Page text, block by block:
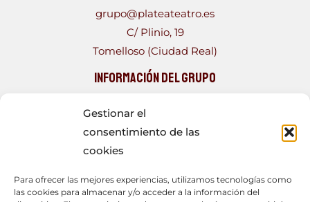
Gestionar el
consentimiento de las
cookies
Para ofrecer las mejores experiencias, utilizamos tecnologías como
las cookies para almacenar y/o acceder a la información del
grupo@plateateatro.es
C/ Plinio, 19
Tomelloso (Ciudad Real)
Información del Grupo
PLATEA TEATRO, Grupo fundado en 1993, con más de
una veintena de obras a sus espaldas. Formado por
un joven elenco, que con los años se ha tornado más
diferentes ocupaciones que encuentran en el teatro